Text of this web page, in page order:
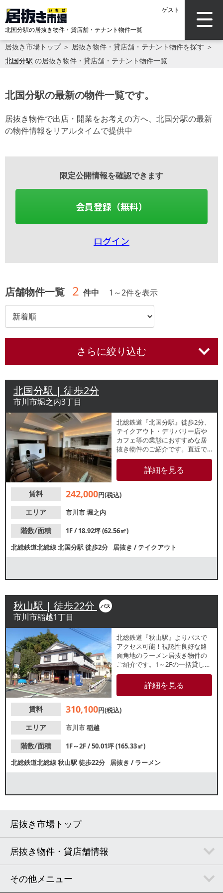
ゲスト
北国分駅の居抜き物件・貸店舗・テナント物件一覧
居抜き市場トップ＞ 居抜き物件・貸店舗・テナント物件を探す ＞
北国分駅 の居抜き物件・貸店舗・テナント物件一覧
北国分駅の最新の物件一覧です。
居抜き物件で出店・開業をお考えの方へ、北国分駅の最新
の物件情報をリアルタイムで提供中
限定公開情報を確認できます
会員登録（無料）
ログイン
店舗物件一覧 2 件中 1 ～2件を表示
さらに絞り込む
北国分駅 | 徒歩2分
市川市堀之内3丁目
北総鉄道『北国分駅』徒歩2分、
テイクアウト・デリバリー店や
カフェ等の業態におすすめな居
抜き物件のご紹介です。直近で
はお弁当屋さんが営業していま
した。視認性良好な1階路面店！
近隣住民を中心に日常的な集客
気軽にお問合せください。
詳細を見る
賃料 242,000円(税込)
エリア
市川市堀之内
階数/面積
1F / 18.92坪 (62.56㎡)
北総鉄道北総線北国分駅徒歩2分 居抜き /テイクアウト
秋山駅 | 徒歩22分 バス
市川市稲越1丁目
北総鉄道『秋山駅』よりバスで
アクセス可能！視認性良好な路
面角地のラーメン居抜き物件の
ご紹介です。1～2Fの一括貸しの
店舗。無料の駐車場がありお車
でのアクセスも可能です。店内
はカウンターとテーブル席あ
納スペースとして活用可能で
詳細を見る
賃料 310,100円(税込)
エリア
市川市稲越
階数/面積
1F～2F / 50.01坪 (165.33㎡)
北総鉄道北総線秋山駅徒歩22分 居抜き /ラーメン
居抜き市場トップ
居抜き物件・貸店舗情報
その他メニュー